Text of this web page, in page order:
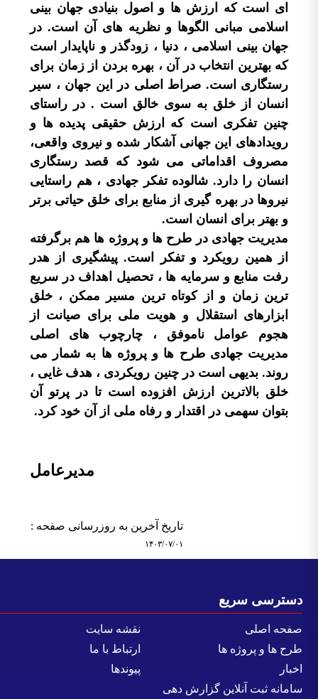
ای است که ارزش ها و اصول بنیادی جهان بینی
اسلامی مبانی الگوها و نظریه های آن است. در
جهان بینی اسلامی ، دنیا ، زودگذر و ناپایدار است
که بهترین انتخاب در آن ، بهره بردن از زمان برای
رستگاری است. صراط اصلی در این جهان ، سیر
انسان از خلق به سوی خالق است . در راستای
چنین تفکری است که ارزش حقیقی پدیده ها و
رویدادهای این جهانی آشکار شده و نیروی واقعی،
مصروف اقداماتی می شود که قصد رستگاری
انسان را دارد. شالوده تفکر جهادی ، هم راستایی
نیروها در بهره گیری از منابع برای خلق حیاتی برتر
و بهتر برای انسان است.
مدیریت جهادی در طرح ها و پروژه ها هم برگرفته
از همین رویکرد و تفکر است. پیشگیری از هدر
رفت منابع و سرمایه ها ، تحصیل اهداف در سریع
ترین زمان و از کوتاه ترین مسیر ممکن ، خلق
ابزارهای استقلال و هویت ملی برای صیانت از
هجوم عوامل ناموفق ، چارچوب های اصلی
مدیریت جهادی طرح ها و پروژه ها به شمار می
روند. بدیهی است در چنین رویکردی ، هدف غایی ،
خلق بالاترین ارزش افزوده است تا در پرتو آن
بتوان سهمی در اقتدار و رفاه ملی از آن خود کرد.
مدیرعامل
تاریخ آخرین به روزرسانی صفحه :
۱۴۰۳/۰۷/۰۱
سریع
اصلی
ها و پروژه ها
ثبت آنلاین گزارش دهی
نقشه سایت
ارتباط با ما
پیوندها